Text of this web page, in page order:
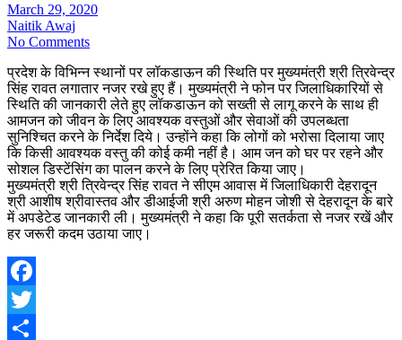
March 29, 2020
Naitik Awaj
No Comments
प्रदेश के विभिन्न स्थानों पर लॉकडाऊन की स्थिति पर मुख्यमंत्री श्री त्रिवेन्द्र
सिंह रावत लगातार नजर रखे हुए हैं। मुख्यमंत्री ने फोन पर जिलाधिकारियों से
स्थिति की जानकारी लेते हुए लॉकडाऊन को सख्ती से लागू करने के साथ ही
आमजन को जीवन के लिए आवश्यक वस्तुओं और सेवाओं की उपलब्धता
सुनिश्चित करने के निर्देश दिये। उन्होंने कहा कि लोगों को भरोसा दिलाया जाए
कि किसी आवश्यक वस्तु की कोई कमी नहीं है। आम जन को घर पर रहने और
सोशल डिस्टेंसिंग का पालन करने के लिए प्रेरित किया जाए।
मुख्यमंत्री श्री त्रिवेन्द्र सिंह रावत ने सीएम आवास में जिलाधिकारी देहरादून
श्री आशीष श्रीवास्तव और डीआईजी श्री अरुण मोहन जोशी से देहरादून के बारे
में अपडेटेड जानकारी ली। मुख्यमंत्री ने कहा कि पूरी सतर्कता से नजर रखें और
हर जरूरी कदम उठाया जाए।
Facebook
Twitter